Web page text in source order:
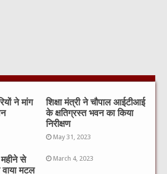
ने मांग
शिक्षा मंत्री ने चौपाल आईटीआई
के क्षतिग्रस्त भवन का किया
निरीक्षण
May 31, 2023
से
मटल
March 4, 2023